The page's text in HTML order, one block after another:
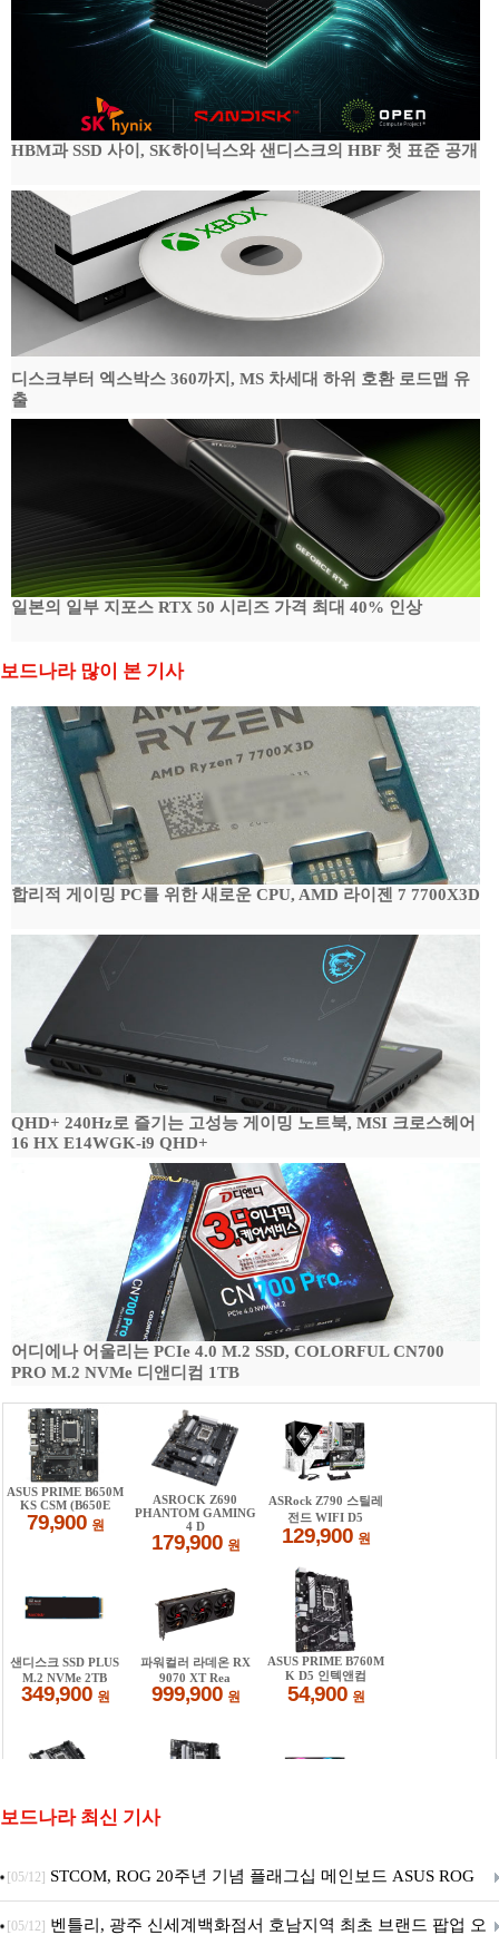
HBM과 SSD 사이, SK하이닉스와 샌디스크의 HBF 첫 표준 공개
디스크부터 엑스박스 360까지, MS 차세대 하위 호환 로드맵 유
출
일본의 일부 지포스 RTX 50 시리즈 가격 최대 40% 인상
보드나라 많이 본 기사
합리적 게이밍 PC를 위한 새로운 CPU, AMD 라이젠 7 7700X3D
QHD+ 240Hz로 즐기는 고성능 게이밍 노트북, MSI 크로스헤어
16 HX E14WGK-i9 QHD+
어디에나 어울리는 PCIe 4.0 M.2 SSD, COLORFUL CN700
PRO M.2 NVMe 디앤디컴 1TB
보드나라 최신 기사
[05/12] STCOM, ROG 20주년 기념 플래그십 메인보드 ASUS ROG
Crosshair X870E EDITION 20 국내 출시 예정
[05/12] 벤틀리, 광주 신세계백화점서 호남지역 최초 브랜드 팝업 오